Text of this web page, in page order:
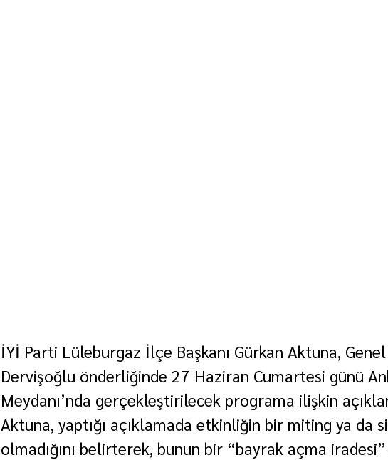
İYİ Parti Lüleburgaz İlçe Başkanı Gürkan Aktuna,
Dervişoğlu önderliğinde 27 Haziran Cumartesi günü
Meydanı’nda gerçekleştirilecek programa ilişkin
Aktuna, yaptığı açıklamada etkinliğin bir miting ya da
olmadığını belirterek, bunun bir “bayrak açma